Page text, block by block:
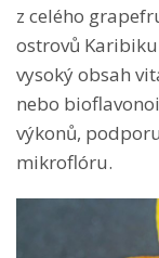
z celého
ostrovů
vysoký obsah
nebo
výkonů,
mikroflóru.